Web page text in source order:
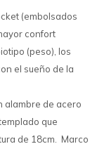
(embolsados
confort
(peso), los
el sueño de la
alambre de acero
que
de 18cm. Marco